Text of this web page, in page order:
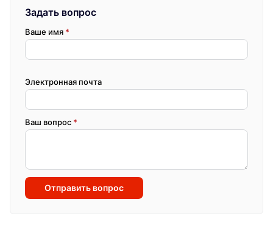
Задать вопрос
Ваше имя *
Электронная почта
Ваш вопрос *
Отправить вопрос